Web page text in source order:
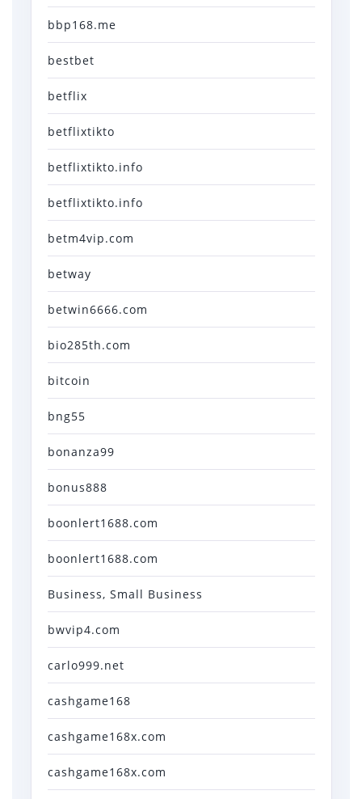
bbp168.me
bestbet
betflix
betflixtikto
betflixtikto.info
betflixtikto.info
betm4vip.com
betway
betwin6666.com
bio285th.com
bitcoin
bng55
bonanza99
bonus888
boonlert1688.com
boonlert1688.com
Business, Small Business
bwvip4.com
carlo999.net
cashgame168
cashgame168x.com
cashgame168x.com